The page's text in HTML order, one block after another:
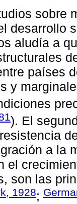
sobre
desarrollo
aludía a
países
y
). El
a la
el
son las
1928;